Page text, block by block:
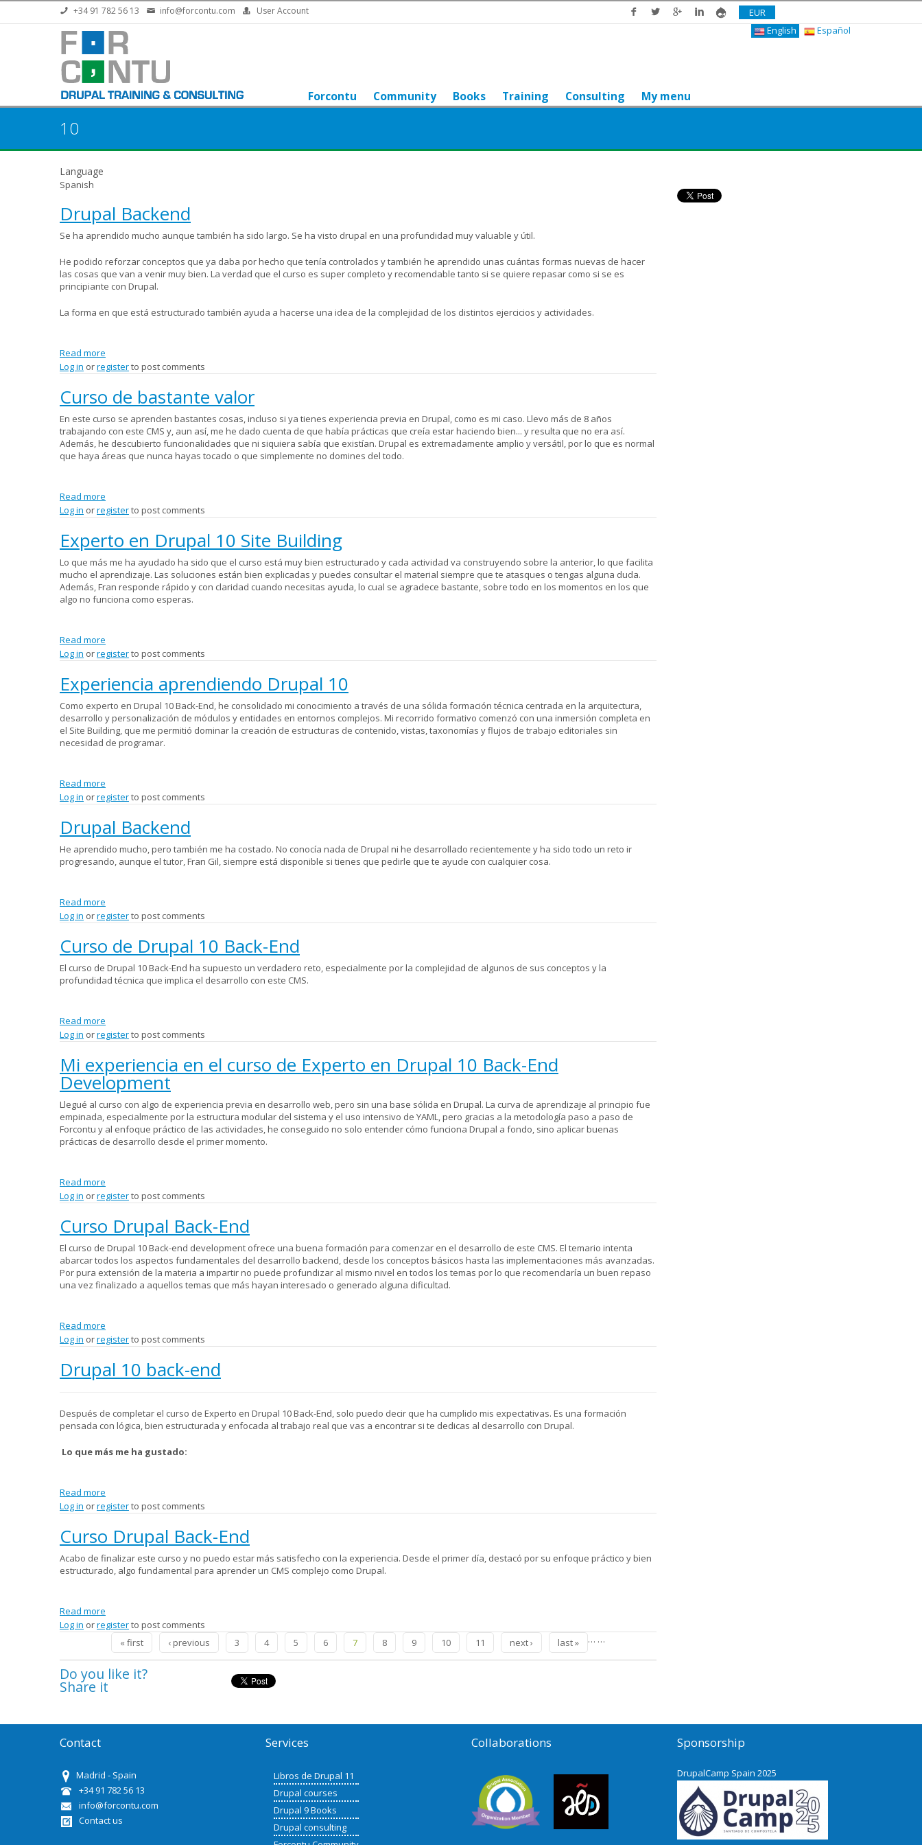
Skip to main content+34 91 782 56 13 info@forcontu.com User Account
EUR
English
Español
Forcontu Community Books Training Consulting My menu
10
Language
Spanish
Drupal Backend
Se ha aprendido mucho aunque también ha sido largo. Se ha visto drupal en una profundidad muy valuable y útil.
He podido reforzar conceptos que ya daba por hecho que tenía controlados y también he aprendido unas cuántas formas nuevas de hacer
las cosas que van a venir muy bien. La verdad que el curso es super completo y recomendable tanto si se quiere repasar como si se es
principiante con Drupal.
La forma en que está estructurado también ayuda a hacerse una idea de la complejidad de los distintos ejercicios y actividades.
Read more
Log in orregisterto post comments
Curso de bastante valor
En este curso se aprenden bastantes cosas, incluso si ya tienes experiencia previa en Drupal, como es mi caso. Llevo más de 8 años
trabajando con este CMS y, aun así, me he dado cuenta de que había prácticas que creía estar haciendo bien... y resulta que no era así.
Además, he descubierto funcionalidades que ni siquiera sabía que existían. Drupal es extremadamente amplio y versátil, por lo que es normal
que haya áreas que nunca hayas tocado o que simplemente no domines del todo.
Read more
Log in orregisterto post comments
Experto en Drupal 10 Site Building
Lo que más me ha ayudado ha sido que el curso está muy bien estructurado y cada actividad va construyendo sobre la anterior, lo que facilita
mucho el aprendizaje. Las soluciones están bien explicadas y puedes consultar el material siempre que te atasques o tengas alguna duda.
Además, Fran responde rápido y con claridad cuando necesitas ayuda, lo cual se agradece bastante, sobre todo en los momentos en los que
algo no funciona como esperas.
Read more
Log in orregisterto post comments
Experiencia aprendiendo Drupal 10
Como experto en Drupal 10 Back-End, he consolidado mi conocimiento a través de una sólida formación técnica centrada en la arquitectura,
desarrollo y personalización de módulos y entidades en entornos complejos. Mi recorrido formativo comenzó con una inmersión completa en
el Site Building, que me permitió dominar la creación de estructuras de contenido, vistas, taxonomías y flujos de trabajo editoriales sin
necesidad de programar.
Read more
Log in orregisterto post comments
Drupal Backend
He aprendido mucho, pero también me ha costado. No conocía nada de Drupal ni he desarrollado recientemente y ha sido todo un reto ir
progresando, aunque el tutor, Fran Gil, siempre está disponible si tienes que pedirle que te ayude con cualquier cosa.
Read more
Log in orregisterto post comments
Curso de Drupal 10 Back-End
El curso de Drupal 10 Back-End ha supuesto un verdadero reto, especialmente por la complejidad de algunos de sus conceptos y la
profundidad técnica que implica el desarrollo con este CMS.
Read more
Log in orregisterto post comments
Mi experiencia en el curso de Experto en Drupal 10 Back-End
Development
Llegué al curso con algo de experiencia previa en desarrollo web, pero sin una base sólida en Drupal. La curva de aprendizaje al principio fue
empinada, especialmente por la estructura modular del sistema y el uso intensivo de YAML, pero gracias a la metodología paso a paso de
Forcontu y al enfoque práctico de las actividades, he conseguido no solo entender cómo funciona Drupal a fondo, sino aplicar buenas
prácticas de desarrollo desde el primer momento.
Read more
Log in orregisterto post comments
Curso Drupal Back-End
El curso de Drupal 10 Back-end development ofrece una buena formación para comenzar en el desarrollo de este CMS. El temario intenta
abarcar todos los aspectos fundamentales del desarrollo backend, desde los conceptos básicos hasta las implementaciones más avanzadas.
Por pura extensión de la materia a impartir no puede profundizar al mismo nivel en todos los temas por lo que recomendaría un buen repaso
una vez finalizado a aquellos temas que más hayan interesado o generado alguna dificultad.
Read more
Log in orregisterto post comments
Drupal 10 back-end
Después de completar el curso de Experto en Drupal 10 Back-End, solo puedo decir que ha cumplido mis expectativas. Es una formación
pensada con lógica, bien estructurada y enfocada al trabajo real que vas a encontrar si te dedicas al desarrollo con Drupal.
Lo que más me ha gustado:
Read more
Log in orregisterto post comments
Curso Drupal Back-End
Acabo de finalizar este curso y no puedo estar más satisfecho con la experiencia. Desde el primer día, destacó por su enfoque práctico y bien
estructurado, algo fundamental para aprender un CMS complejo como Drupal.
Read more
Log in orregisterto post comments
« first ‹ previous …
3 4 5 6 7 8 9 10 11 …
next › last »
Do you like it?
Share it
Contact
Madrid - Spain
+34 91 782 56 13
info@forcontu.com
Contact us
Services
Libros de Drupal 11
Drupal courses
Drupal 9 Books
Drupal consulting
Collaborations Sponsorship
DrupalCamp Spain 2025